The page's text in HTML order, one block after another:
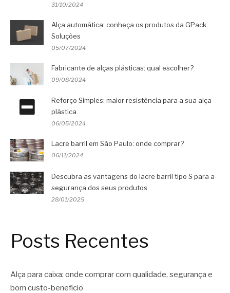
31/10/2024
Alça automática: conheça os produtos da GPack
Soluções
05/07/2024
Fabricante de alças plásticas: qual escolher?
09/08/2024
Reforço Simples: maior resistência para a sua alça
plástica
06/05/2024
Lacre barril em São Paulo: onde comprar?
06/11/2024
Descubra as vantagens do lacre barril tipo S para a
segurança dos seus produtos
28/01/2025
Posts Recentes
Alça para caixa: onde comprar com qualidade, segurança e
bom custo-benefício